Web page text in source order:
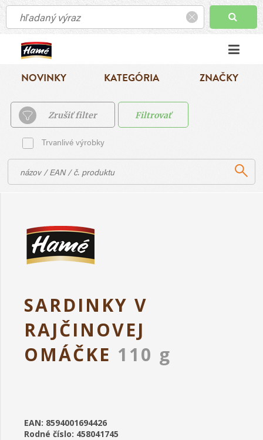
NOVINKY KATEGÓRIA ZNAČKY
Zrušiť filter Filtrovať
Trvanlivé výrobky
SARDINKY V
RAJČINOVEJ
OMÁČKE 110 g
EAN: 8594001694426
Rodné číslo: 458041745